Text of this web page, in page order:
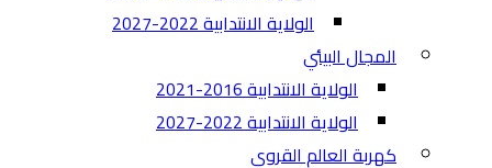
الولاية الانتدابية 2022-2027
المجال البيئي
الولاية الانتدابية 2016-2021
الولاية الانتدابية 2022-2027
كهربة العالم القروي